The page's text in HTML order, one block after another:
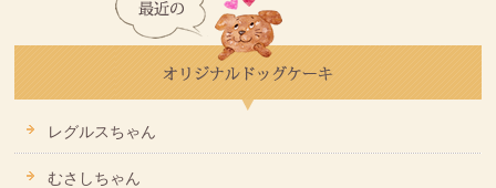
レグルスちゃん
むさしちゃん